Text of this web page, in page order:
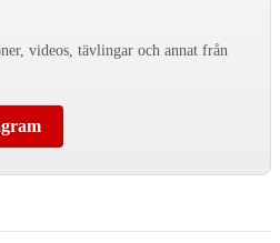
videos, tävlingar och annat från